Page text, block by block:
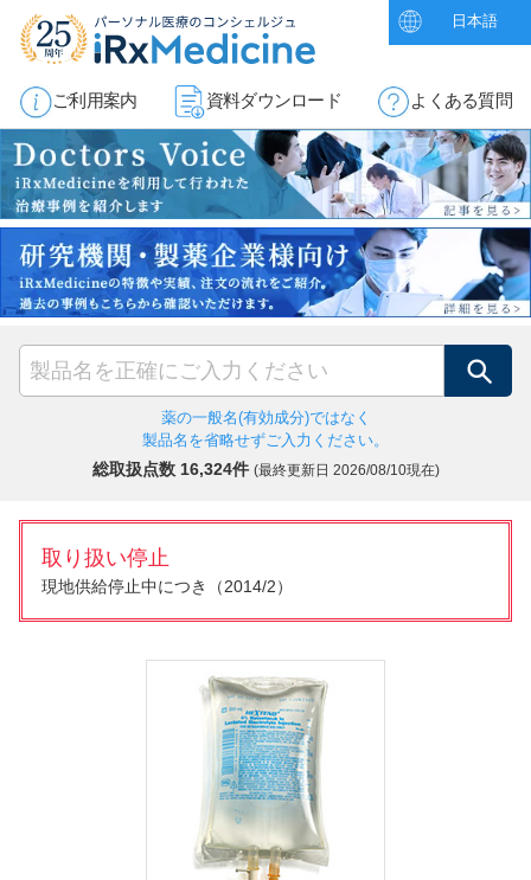
日本語
ご利用案内 資料ダウンロード よくある質問
検索
薬の一般名(有効成分)ではなく
製品名を省略せずご入力ください。
総取扱点数 16,324件 (最終更新日 2026/08/10現在)
取り扱い停止
現地供給停止中につき（2014/2）